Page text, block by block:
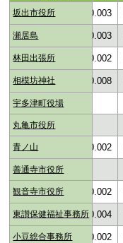
0.003 0.003 0.003
0.003 0.003
0.001 0.002 0.002
0.002 0.006 0.008
0.002 0.002
0.002 0.002 0.002
0.005 0.004 0.004
0.002 0.001 0.002
坂出市役所
瀬居島
林田出張所
相模坊神社
宇多津町役場
丸亀市役所
青ノ山
善通寺市役所
観音寺市役所
東讃保健福祉事務所
小豆総合事務所